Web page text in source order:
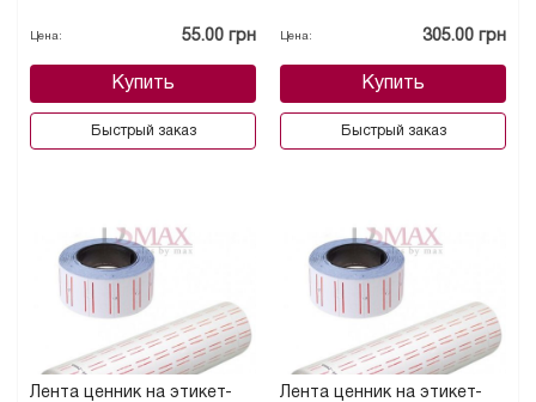
Цена: 55.00 грн
Купить
Быстрый заказ
Цена: 305.00 грн
Купить
Быстрый заказ
Лента ценник на этикет-
Лента ценник на этикет-